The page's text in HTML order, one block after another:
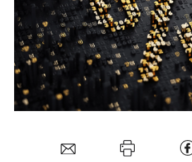
Mein Konto
Folgen Sie uns